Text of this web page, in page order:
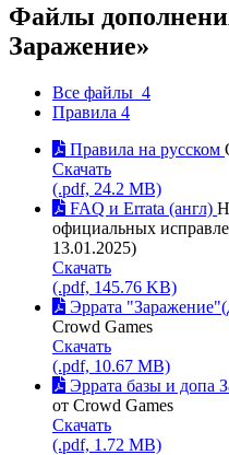
Файлы
Заражение»
Все файлы 4
Правила 4
Правила на русском
Скачать
(.pdf, 24.2 MB)
FAQ и Errata (англ)
официальных
13.01.2025)
Скачать
(.pdf, 145.76 KB)
Эррата
Crowd Games
Скачать
(.pdf, 10.67 MB)
Эррата базы и допа
от Crowd Games
Скачать
(.pdf, 1.72 MB)